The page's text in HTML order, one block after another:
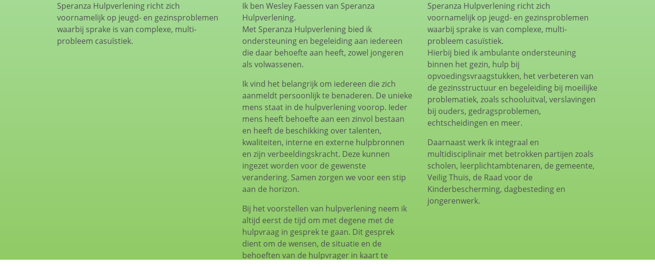
Speranza Hulpverlening richt zich
voornamelijk op jeugd- en gezinsproblemen
waarbij sprake is van complexe, multi-
probleem casuïstiek.
Ik ben Wesley Faessen van Speranza
Hulpverlening.
Met Speranza Hulpverlening bied ik
ondersteuning en begeleiding aan iedereen
die daar behoefte aan heeft, zowel jongeren
als volwassenen.
Ik vind het belangrijk om iedereen die zich
aanmeldt persoonlijk te benaderen. De unieke
mens staat in de hulpverlening voorop. Ieder
mens heeft behoefte aan een zinvol bestaan
en heeft de beschikking over talenten,
kwaliteiten, interne en externe hulpbronnen
en zijn verbeeldingskracht. Deze kunnen
ingezet worden voor de gewenste
verandering. Samen zorgen we voor een stip
aan de horizon.
Bij het voorstellen van hulpverlening neem ik
altijd eerst de tijd om met degene met de
hulpvraag in gesprek te gaan. Dit gesprek
dient om de wensen, de situatie en de
behoeften van de hulpvrager in kaart te
Speranza Hulpverlening richt zich
voornamelijk op jeugd- en gezinsproblemen
waarbij sprake is van complexe, multi-
probleem casuïstiek.
Hierbij bied ik ambulante ondersteuning
binnen het gezin, hulp bij
opvoedingsvraagstukken, het verbeteren van
de gezinsstructuur en begeleiding bij moeilijke
problematiek, zoals schooluitval, verslavingen
bij ouders, gedragsproblemen,
echtscheidingen en meer.
Daarnaast werk ik integraal en
multidisciplinair met betrokken partijen zoals
scholen, leerplichtambtenaren, de gemeente,
Veilig Thuis, de Raad voor de
Kinderbescherming, dagbesteding en
jongerenwerk.